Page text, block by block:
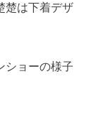
楚は下着デザ
ショーの様子